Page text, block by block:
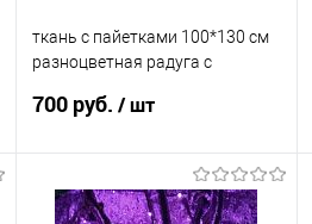
ткань с пайетками 100*130 см
разноцветная радуга с
700 руб. / шт
В корзину